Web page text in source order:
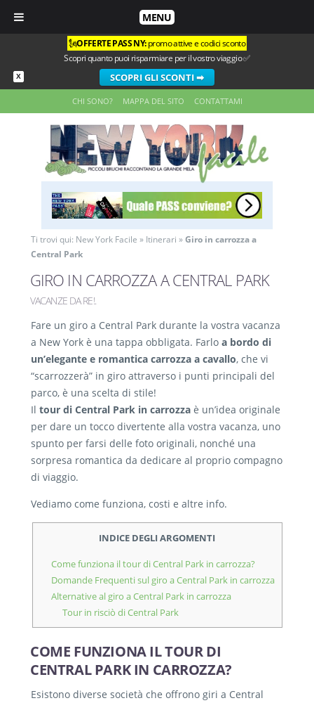
MENU
X
🗽OFFERTE PASS NY:promo attive e codici sconto
Scopri quanto puoi risparmiare per il vostro viaggio ✅
SCOPRI GLI SCONTI ➡
CHI SONO? MAPPA DEL SITO CONTATTAMI
Ti trovi qui: New York Facile » Itinerari »Giro in carrozza a
Central Park
GIRO IN CARROZZA A CENTRAL PARK
VACANZE DA RE!.
Fare un giro a Central Park durante la vostra vacanza
a New York è una tappa obbligata. Farlo a bordo di
un’elegante e romantica carrozza a cavallo, che vi
“scarrozzerà” in giro attraverso i punti principali del
parco, è una scelta di stile!
Il tour di Central Park in carrozza è un’idea originale
per dare un tocco divertente alla vostra vacanza, uno
spunto per farsi delle foto originali, nonché una
sorpresa romantica da dedicare al proprio compagno
di viaggio.
Vediamo come funziona, costi e altre info.
INDICE DEGLI ARGOMENTI
Come funziona il tour di Central Park in carrozza?
Domande Frequenti sul giro a Central Park in carrozza
Alternative al giro a Central Park in carrozza
Tour in risciò di Central Park
COME FUNZIONA IL TOUR DI
CENTRAL PARK IN CARROZZA?
Esistono diverse società che offrono giri a Central